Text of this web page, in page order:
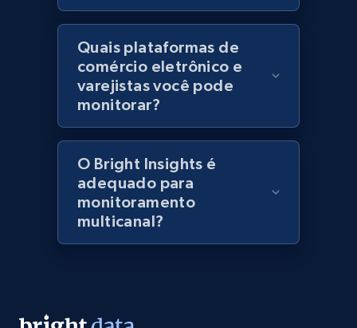
Lowes.com - Gather data on products using
specified keywords
URL, Domain, Marketplace pn, Sku, Other pn,
Model number, Gtin ean pn, Product name, and
Quais plataformas de
comércio eletrônico e
varejistas você pode
monitorar?
O Bright Insights é
adequado para
monitoramento
multicanal?